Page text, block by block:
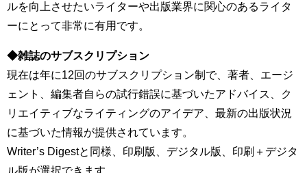
ルを向上させたいライターや出版業界に関心のあるライタ
ーにとって非常に有用です。
◆雑誌のサブスクリプション
現在は年に12回のサブスクリプション制で、著者、エージ
ェント、編集者自らの試行錯誤に基づいたアドバイス、ク
リエイティブなライティングのアイデア、最新の出版状況
に基づいた情報が提供されています。
Writer’s Digestと同様、印刷版、デジタル版、印刷＋デジタ
ル版が選択できます。